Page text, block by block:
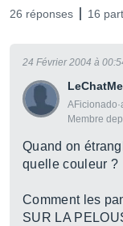
26 réponses 16
Membre
24 Février 2004 à
Quand on
quelle couleur ?
Comment les
SUR LA